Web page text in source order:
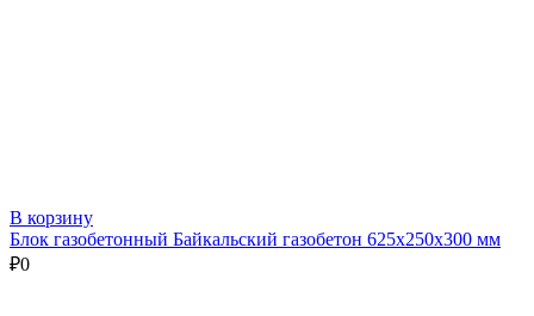
В корзину
Блок газобетонный Байкальский газобетон 625х250х300 мм
₽0